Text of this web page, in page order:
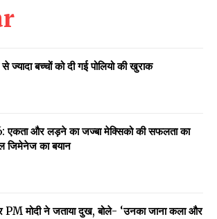
बच्चों को दी गई पोलियो की खुराक
एकता और लड़ने का जज्बा मेक्सिको की सफलता का
जिमेनेज का बयान
PM मोदी ने जताया दुख, बोले- ‘उनका जाना कला और